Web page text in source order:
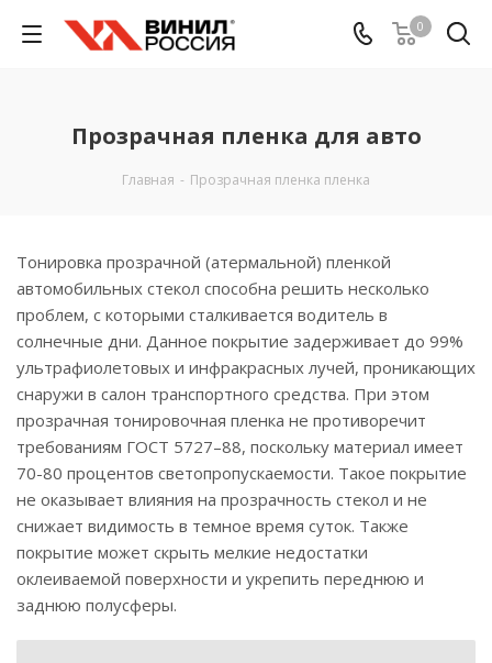
0
Прозрачная пленка для авто
Главная - Прозрачная пленка пленка
Тонировка прозрачной (атермальной) пленкой
автомобильных стекол способна решить несколько
проблем, с которыми сталкивается водитель в
солнечные дни. Данное покрытие задерживает до 99%
ультрафиолетовых и инфракрасных лучей, проникающих
снаружи в салон транспортного средства. При этом
прозрачная тонировочная пленка не противоречит
требованиям ГОСТ 5727–88, поскольку материал имеет
70-80 процентов светопропускаемости. Такое покрытие
не оказывает влияния на прозрачность стекол и не
снижает видимость в темное время суток. Также
покрытие может скрыть мелкие недостатки
оклеиваемой поверхности и укрепить переднюю и
заднюю полусферы.